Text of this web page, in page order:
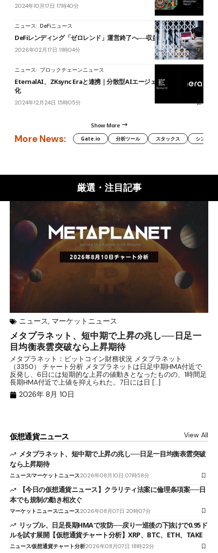
2024年10月17日 17時40分
ニュース DeFiニュース
DeFiレンディング「ゼロレンド」運営終了へ──収益悪化が背景に
2026年02月17日 11時04分
ニュース ブロックチェーンニュース
EternalAI、ZKsync Eraと連携｜分散型AIエージェント作成を簡略
化
2024年12月24日 15時05分
Show More
More News: Gate.io 分析ツール スタックス シンボル
厳選・注目記事
ニュース, マーケットニュース
メタプラネット、短中期で上昇の兆し──日足一
目均衡表雲突破なら上昇期待
メタプラネット：ビットコイン財務状況 メタプラネット
（3350） チャート分析 メタプラネットは日足中期HMA付近で
反発し、6日には短期的な上昇の値動きとなったものの、1時間足
長期HMA付近で上値を抑えられた。7日には日 […]
2026年 8月 10日
仮想通貨ニュース View All
メタプラネット、短中期で上昇の兆し──日足一目均衡表雲突破
なら上昇期待
ニュースマーケットニュース2026年08月10日 07時58分
【今日の仮想通貨ニュース】クラリティ法案に倫理条項案──日
本でも規制の動き相次ぐ
マーケットニュースニュース2026年08月07日 20時07分
リップル、日足長期HMAで攻防──戻り一巡後の下抜けで0.95ド
ルを試す展開【仮想通貨チャート分析】XRP、BTC、ETH、TAKE
ニュース仮想通貨チャート分析2026年08月07日 18時22分